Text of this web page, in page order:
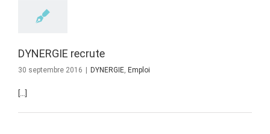
DYNERGIE recrute
30 septembre 2016 | DYNERGIE Emploi
[…]